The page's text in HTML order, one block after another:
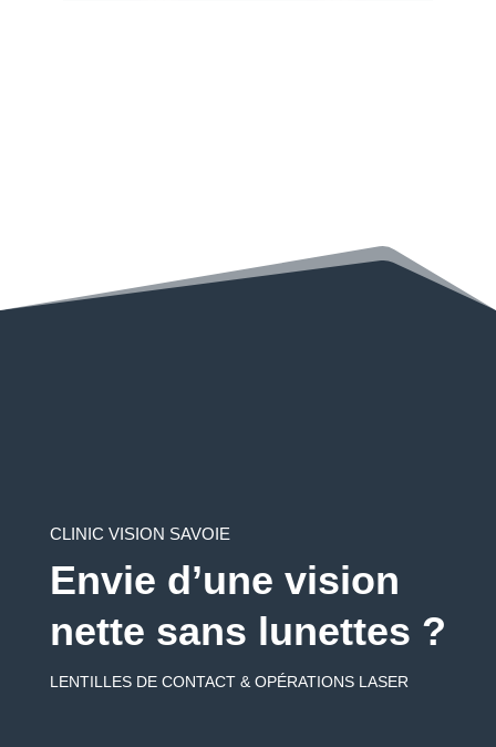
CLINIC VISION SAVOIE
Envie d’une vision
nette sans lunettes ?
LENTILLES DE CONTACT & OPÉRATIONS LASER